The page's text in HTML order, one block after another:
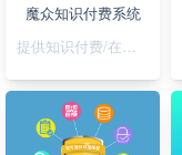
魔众知识付费系统